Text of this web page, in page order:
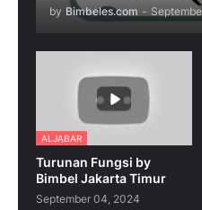
by Bimbeles.com -
ALJABAR
Turunan Fungsi by
Bimbel Jakarta Timur
September 04, 2024